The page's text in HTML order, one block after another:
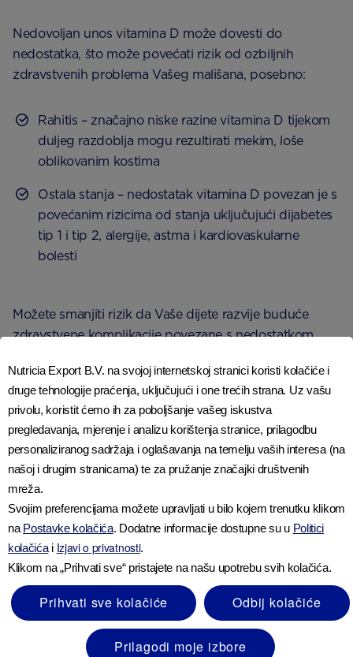
Nedovoljan unos vitamina D može dovesti do
nedostatka, što može povećati rizik od ozbiljnih
zdravstvenih problema Vašeg mališana, posebno:
Rahitis – značajno niske razine vitamina D tijekom
duljeg razdoblja mogu rezultirati mekim, loše
oblikovanim kostima
Ostala stanja – nedostatak vitamina D povezan je s
povećanim rizicima od stanja uključujući dijabetes
tip 1 i tip 2, alergije, astma i kardiovaskularne
bolesti
Možete smanjiti rizik da Vaše dijete razvije buduće
zdravstvene komplikacije povezane s nedostatkom
količine tijekom dojenačke dobi i djetinjstva.
SLJEDEĆI KORACI
Povećajte unos vitamina D u hrani Vašeg djeteta
sljedećim malim obrocima i međuobrocima:
Sardine na trokutima od tosta
Majoneza od tunjevine i kukuruza na
krumpiru
Kajgana
Nutricia Export B.V. na svojoj internetskoj stranici koristi kolačiće i
druge tehnologije praćenja, uključujući i one trećih strana. Uz vašu
privolu, koristit ćemo ih za poboljšanje vašeg iskustva
pregledavanja, mjerenje i analizu korištenja stranice, prilagodbu
personaliziranog sadržaja i oglašavanja na temelju vaših interesa (na
našoj i drugim stranicama) te za pružanje značajki društvenih
mreža.
Svojim preferencijama možete upravljati u bilo kojem trenutku klikom
na Postavke kolačića. Dodatne informacije dostupne su u Politici
kolačićai Izjavi o privatnosti.
Klikom na „Prihvati sve“ pristajete na našu upotrebu svih kolačića.
Prihvati sve kolačiće Odbij kolačiće
Prilagodi moje izbore